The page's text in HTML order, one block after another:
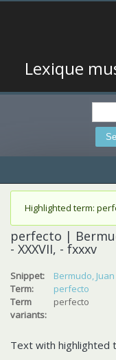
Lexique
Status message
Highlighted term:
perfecto |
- XXXVII, - fxxxv
Snippet:
Bermudo,
Term:
perfecto
Term
variants:
perfecto
Text with highlighted